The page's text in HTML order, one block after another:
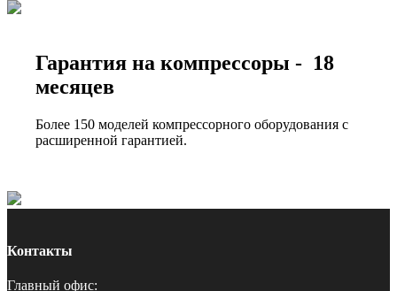
Гарантия на компрессоры - 18
месяцев
Более 150 моделей компрессорного оборудования с
расширенной гарантией.
Контакты
Главный офис: